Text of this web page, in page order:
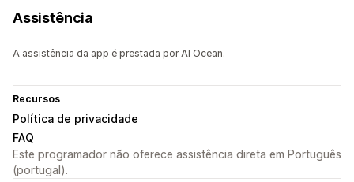
Assistência
A assistência da app é prestada por AI Ocean.
Recursos
Política de privacidade
FAQ
Este programador não oferece assistência direta em Português
(portugal).